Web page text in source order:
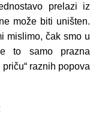
prelazi iz
može biti uništen.
mislimo, čak smo u
to samo prazna
raznih popova